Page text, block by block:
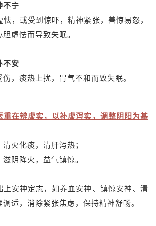
不宁
，或受到惊吓，精神紧张，善惊易怒，
虚怯而导致失眠。
不安
，痰热上扰，胃气不和而致失眠。
重在辨虚实，以补虚泻实，调整阴阳为基
火化痰，清肝泻热；
阴降火，益气镇惊。
上安神定志，如养血安神、镇惊安神、清
适，消除紧张焦虑，保持精神舒畅。